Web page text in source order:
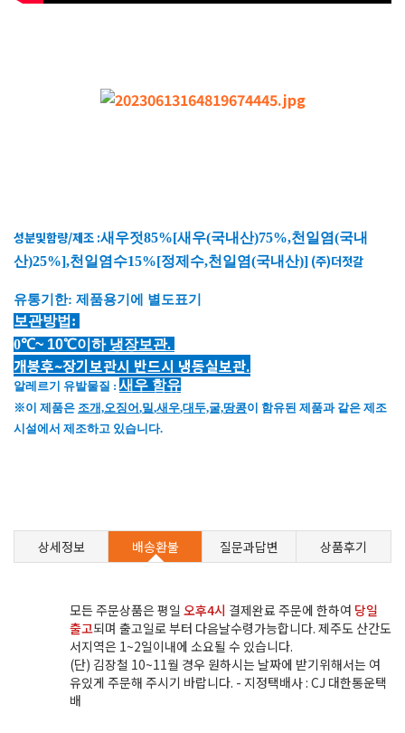
성분및함량/제조 :새우젓85%[새우(국내산)75%,천일염(국내
산)25%],천일염수15%[정제수,천일염(국내산)] (주)더젓갈
유통기한: 제품용기에 별도표기
보관방법:
0℃~ 10℃이하 냉장보관.
개봉후~장기보관시 반드시 냉동실보관.
알레르기 유발물질 : 새우 함유
※이 제품은 조개,오징어 ,밀,새우,대두,굴,땅콩이 함유된 제품과 같은 제조
시설에서 제조하고 있습니다.
상세정보 배송환불 질문과답변 상품후기
모든 주문상품은 평일 오후4시 결제완료 주문에 한하여 당일
출고되며 출고일로 부터 다음날수령가능합니다. 제주도 산간도
서지역은 1~2일이내에 소요될 수 있습니다.
(단) 김장철 10~11월 경우 원하시는 날짜에 받기위해서는 여
유있게 주문해 주시기 바랍니다. - 지정택배사 : CJ 대한통운택
배